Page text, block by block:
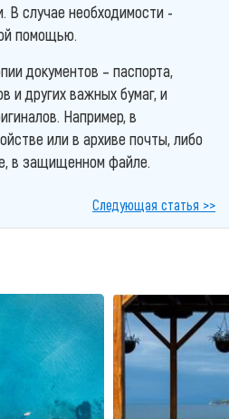
В случае необходимости -
помощью.
документов – паспорта,
и других важных бумаг, и
Например, в
или в архиве почты, либо
в защищенном файле.
Следующая статья >>